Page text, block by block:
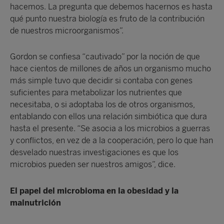
hacemos. La pregunta que debemos hacernos es hasta
qué punto nuestra biología es fruto de la contribución
de nuestros microorganismos”.
Gordon se confiesa “cautivado” por la noción de que
hace cientos de millones de años un organismo mucho
más simple tuvo que decidir si contaba con genes
suficientes para metabolizar los nutrientes que
necesitaba, o si adoptaba los de otros organismos,
entablando con ellos una relación simbiótica que dura
hasta el presente. “Se asocia a los microbios a guerras
y conflictos, en vez de a la cooperación, pero lo que han
desvelado nuestras investigaciones es que los
microbios pueden ser nuestros amigos”, dice.
El papel del microbioma en la obesidad y la
malnutrición